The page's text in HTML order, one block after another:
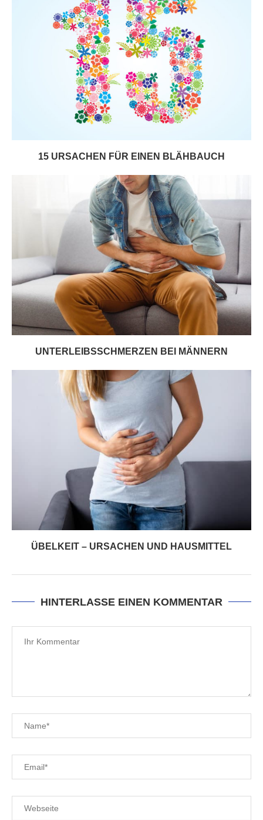
15 URSACHEN FÜR EINEN BLÄHBAUCH
UNTERLEIBSSCHMERZEN BEI MÄNNERN
ÜBELKEIT – URSACHEN UND HAUSMITTEL
HINTERLASSE EINEN KOMMENTAR